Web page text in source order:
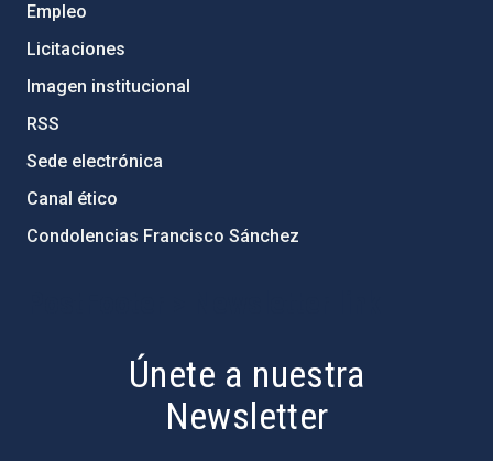
Empleo
Licitaciones
Imagen institucional
RSS
Sede electrónica
Canal ético
Condolencias Francisco Sánchez
Únete a nuestra
Newsletter